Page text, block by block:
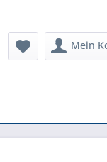
Mein